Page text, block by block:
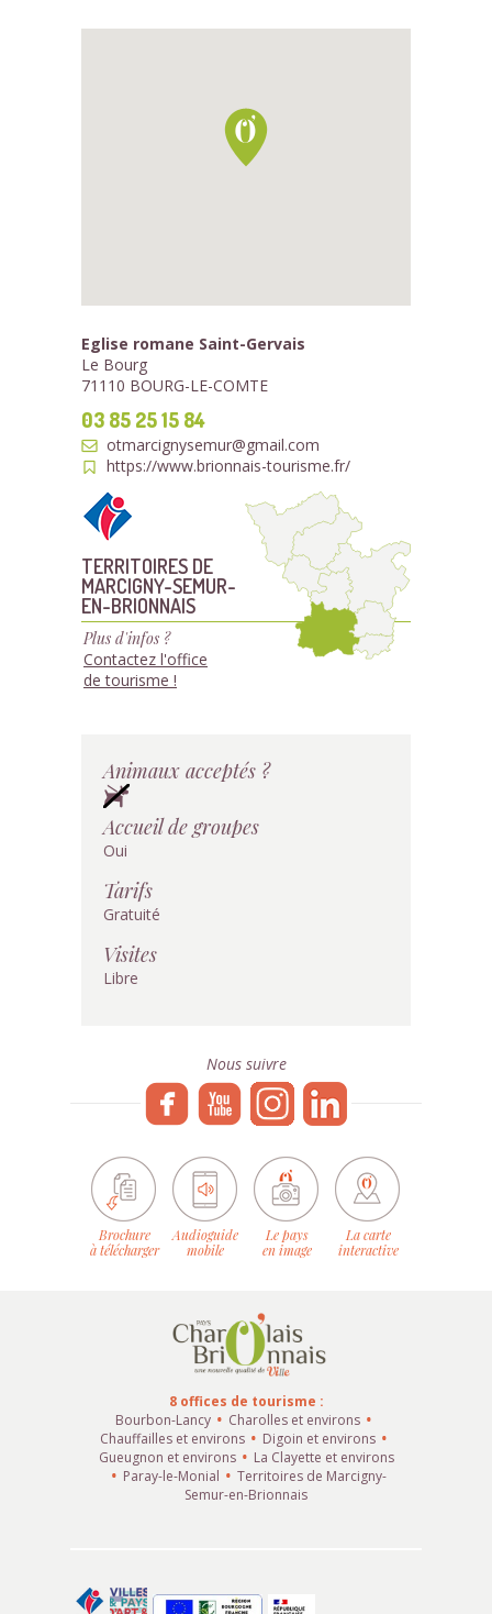
Eglise romane Saint-Gervais
Le Bourg
71110 BOURG-LE-COMTE
03 85 25 15 84
otmarcignysemur@gmail.com
https://www.brionnais-tourisme.fr/
TERRITOIRES DE
MARCIGNY-SEMUR-
EN-BRIONNAIS
Plus d'infos ?
Contactez l'office
de tourisme !
Animaux acceptés ?
Accueil de groupes
Oui
Tarifs
Gratuité
Visites
Libre
Nous suivre
Brochure
à télécharger
Audioguide
mobile
Le pays
en image
La carte
interactive
8 offices de tourisme :
Bourbon-Lancy
Charolles et environs
Chauffailles et environs
Digoin et environs
Gueugnon et environs
La Clayette et environs
Paray-le-Monial
Territoires de Marcigny-
Semur-en-Brionnais